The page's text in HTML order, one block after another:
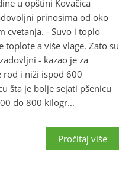
u opštini Kovačica
prinosima od oko
cvetanja. - Suvo i toplo
a više vlage. Zato su
- kazao je za
rod i niži ispod 600
šta je bolje sejati pšenicu
do 800 kilogr...
Pročitaj više